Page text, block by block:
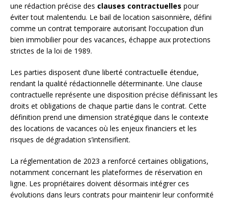
une rédaction précise des clauses contractuelles pour
éviter tout malentendu. Le bail de location saisonnière, défini
comme un contrat temporaire autorisant l’occupation d’un
bien immobilier pour des vacances, échappe aux protections
strictes de la loi de 1989.
Les parties disposent d’une liberté contractuelle étendue,
rendant la qualité rédactionnelle déterminante. Une clause
contractuelle représente une disposition précise définissant les
droits et obligations de chaque partie dans le contrat. Cette
définition prend une dimension stratégique dans le contexte
des locations de vacances où les enjeux financiers et les
risques de dégradation s’intensifient.
La réglementation de 2023 a renforcé certaines obligations,
notamment concernant les plateformes de réservation en
ligne. Les propriétaires doivent désormais intégrer ces
évolutions dans leurs contrats pour maintenir leur conformité